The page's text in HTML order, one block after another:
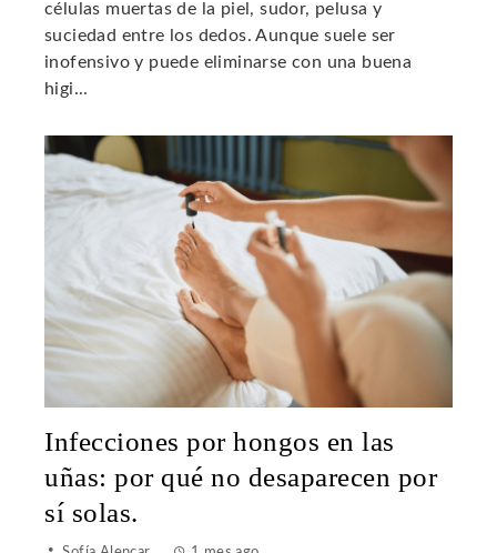
células muertas de la piel, sudor, pelusa y
suciedad entre los dedos. Aunque suele ser
inofensivo y puede eliminarse con una buena
higi...
Infecciones por hongos en las
uñas: por qué no desaparecen por
sí solas.